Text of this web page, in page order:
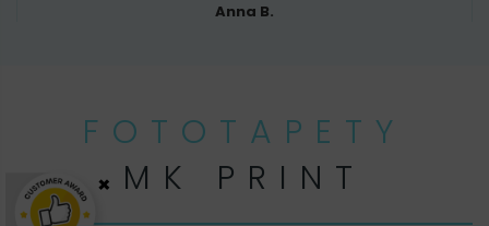
Anna B.
FOTOTAPETY
MK PRINT
×